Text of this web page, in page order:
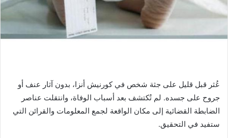
عُثر قبل قليل على جثة شخص في كورنيش أنزا، بدون آثار عنف أو
جروح على جسده. لم تُكتشف بعد أسباب الوفاة، وانتقلت عناصر
الضابطة القضائية إلى مكان الواقعة لجمع المعلومات والقرائن التي
ستفيد في التحقيق.